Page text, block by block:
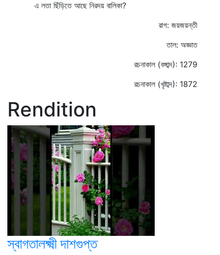
এ লতা ছিঁড়িতে আছে নিরদয় বালিকা?
রাগ: জয়জয়ন্তী
তাল: অজ্ঞাত
রচনাকাল (বঙ্গাব্দ): 1279
রচনাকাল (খৃষ্টাব্দ): 1872
Rendition
স্বাগতালক্ষ্মী দাশগুপ্ত